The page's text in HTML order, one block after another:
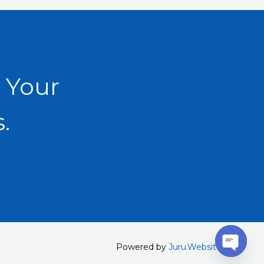
Powered by Juru.Website
Open